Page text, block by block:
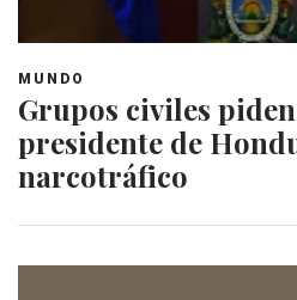
MUNDO
Grupos civiles
presidente de
narcotráfico